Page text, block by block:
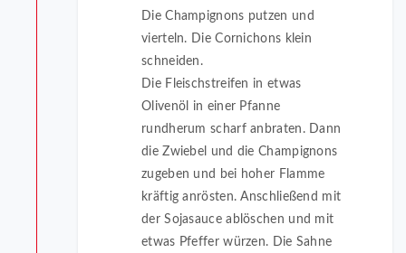
Die Champignons putzen und
vierteln. Die Cornichons klein
schneiden.
Die Fleischstreifen in etwas
Olivenöl in einer Pfanne
rundherum scharf anbraten. Dann
die Zwiebel und die Champignons
zugeben und bei hoher Flamme
kräftig anrösten. Anschließend mit
der Sojasauce ablöschen und mit
etwas Pfeffer würzen. Die Sahne